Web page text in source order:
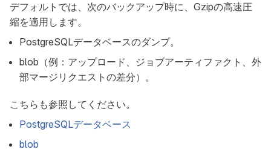
デフォルトでは、次のバックアップ時に、Gzipの高速圧
縮を適用します。
PostgreSQLデータベースのダンプ。
blob（例：アップロード、ジョブアーティファクト、外
部マージリクエストの差分）。
こちらも参照してください。
PostgreSQLデータベース
blob